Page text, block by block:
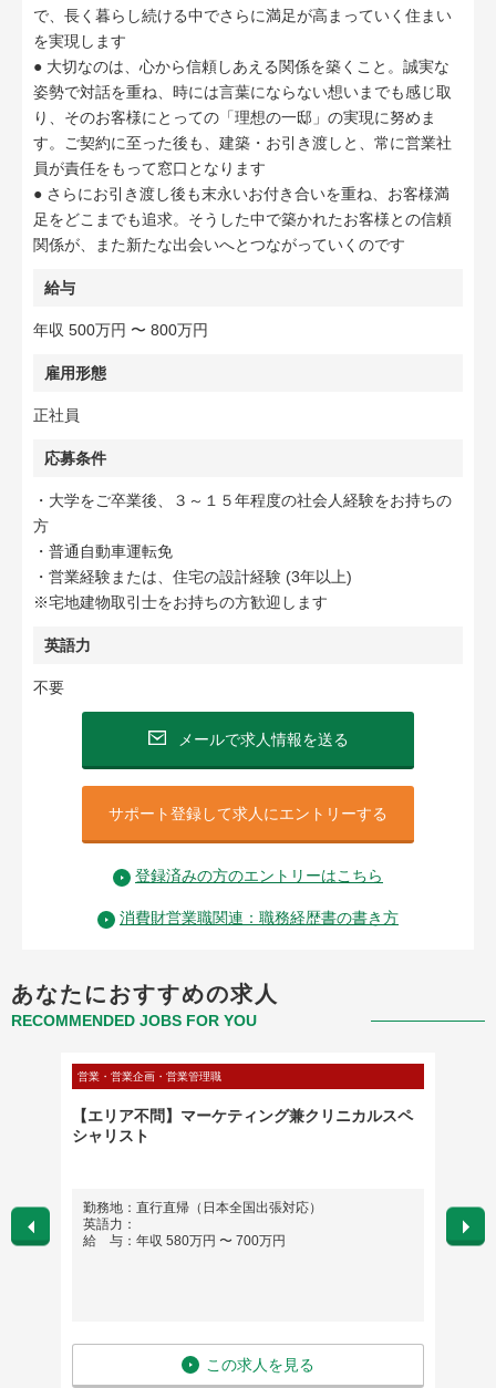
で、長く暮らし続ける中でさらに満足が高まっていく住まい
を実現します
● 大切なのは、心から信頼しあえる関係を築くこと。誠実な
姿勢で対話を重ね、時には言葉にならない想いまでも感じ取
り、そのお客様にとっての「理想の一邸」の実現に努めま
す。ご契約に至った後も、建築・お引き渡しと、常に営業社
員が責任をもって窓口となります
● さらにお引き渡し後も末永いお付き合いを重ね、お客様満
足をどこまでも追求。そうした中で築かれたお客様との信頼
関係が、また新たな出会いへとつながっていくのです
給与
年収 500万円 〜 800万円
雇用形態
正社員
応募条件
・大学をご卒業後、３～１５年程度の社会人経験をお持ちの
方
・普通自動車運転免
・営業経験または、住宅の設計経験 (3年以上)
※宅地建物取引士をお持ちの方歓迎します
英語力
不要
メールで求人情報を送る
サポート登録して求人にエントリーする
登録済みの方のエントリーはこちら
消費財営業職関連：職務経歴書の書き方
あなたにおすすめの求人
RECOMMENDED JOBS FOR YOU
営業・営業企画・営業管理職
【エリア不問】マーケティング兼クリニカルスペ
シャリスト
勤務地：直行直帰（日本全国出張対応）
英語力：
給 与：年収 580万円 〜 700万円
この求人を見る
勤務
英語
給